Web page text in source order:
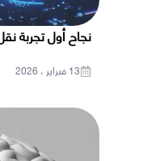
نجاح أول تجربة
13 فبراير ، 2026